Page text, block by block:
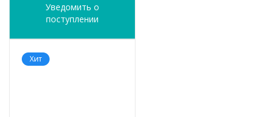
Уведомить о
поступлении
Хит